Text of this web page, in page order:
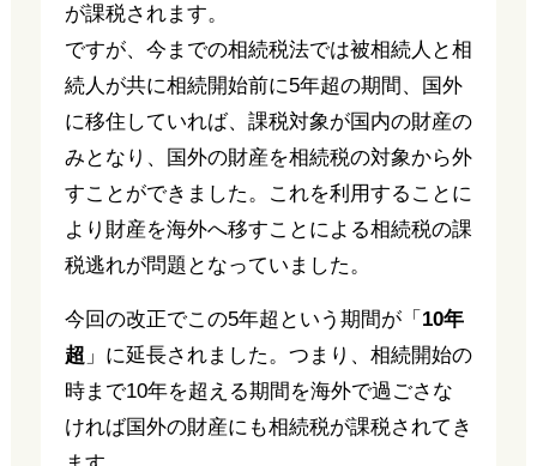
が課税されます。
ですが、今までの相続税法では被相続人と相
続人が共に相続開始前に5年超の期間、国外
に移住していれば、課税対象が国内の財産の
みとなり、国外の財産を相続税の対象から外
すことができました。これを利用することに
より財産を海外へ移すことによる相続税の課
税逃れが問題となっていました。
今回の改正でこの5年超という期間が「 10年
超 」に延長されました。つまり、相続開始の
時まで10年を超える期間を海外で過ごさな
ければ国外の財産にも相続税が課税されてき